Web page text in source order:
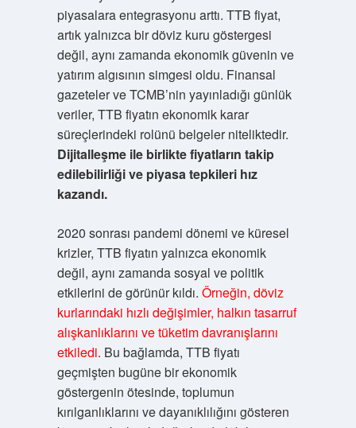
piyasalara entegrasyonu arttı. TTB fiyat,
artık yalnızca bir döviz kuru göstergesi
değil, aynı zamanda ekonomik güvenin ve
yatırım algısının simgesi oldu. Finansal
gazeteler ve TCMB’nin yayınladığı günlük
veriler, TTB fiyatın ekonomik karar
süreçlerindeki rolünü belgeler niteliktedir.
Dijitalleşme ile birlikte fiyatların takip
edilebilirliği ve piyasa tepkileri hız
kazandı.
2020 sonrası pandemi dönemi ve küresel
krizler, TTB fiyatın yalnızca ekonomik
değil, aynı zamanda sosyal ve politik
etkilerini de görünür kıldı. Örneğin, döviz
kurlarındaki hızlı değişimler, halkın tasarruf
alışkanlıklarını ve tüketim davranışlarını
etkiledi. Bu bağlamda, TTB fiyatı
geçmişten bugüne bir ekonomik
göstergenin ötesinde, toplumun
kırılganlıklarını ve dayanıklılığını gösteren